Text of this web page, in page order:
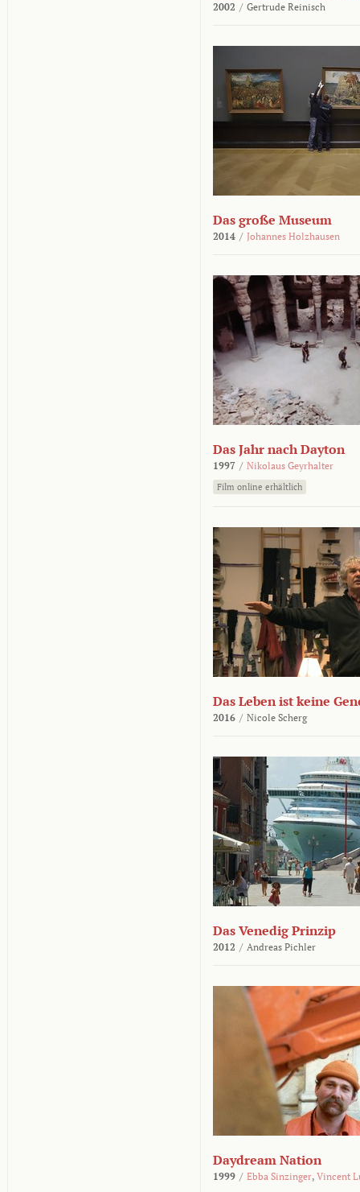
2002 / Gertrude Reinisch
Das große Museum
2014 / Johannes Holzhausen
Das Jahr nach Dayton
1997 / Nikolaus Geyrhalter
Film online erhältlich
Das Leben ist keine
2016 / Nicole Scherg
Das Venedig Prinzip
2012 / Andreas Pichler
Daydream Nation
1999 / Ebba Sinzinger, Vincent